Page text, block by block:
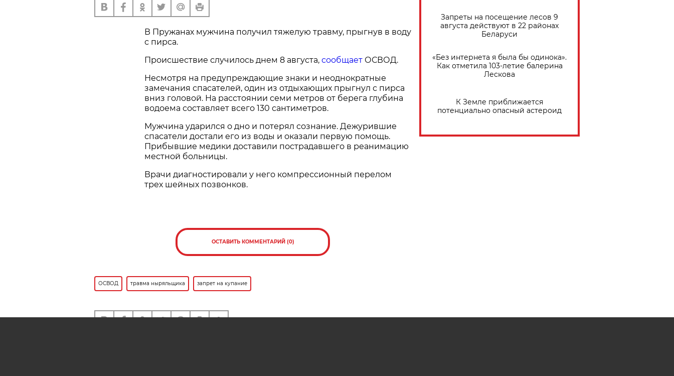
В Пружанах мужчина получил тяжелую травму, прыгнув в воду
с пирса.
Происшествие случилось днем 8 августа, сообщает ОСВОД.
Несмотря на предупреждающие знаки и неоднократные
замечания спасателей, один из отдыхающих прыгнул с пирса
вниз головой. На расстоянии семи метров от берега глубина
водоема составляет всего 130 сантиметров.
Мужчина ударился о дно и потерял сознание. Дежурившие
спасатели достали его из воды и оказали первую помощь.
Прибывшие медики доставили пострадавшего в реанимацию
местной больницы.
Врачи диагностировали у него компрессионный перелом
трех шейных позвонков.
ОСТАВИТЬ КОММЕНТАРИЙ (0)
ОСВОД травма ныряльщика запрет на купание
Запреты на посещение лесов 9
августа действуют в 22 районах
Беларуси
«Без интернета я была бы одинока».
Как отметила 103-летие балерина
Лескова
К Земле приближается
потенциально опасный астероид